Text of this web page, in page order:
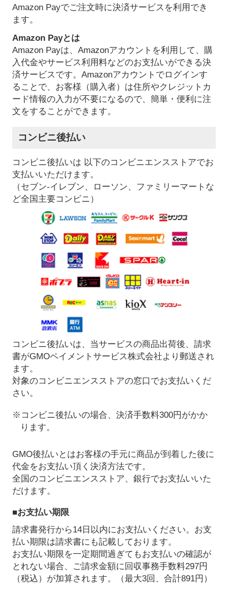
Amazon Payでご注文時に決済サービスを利用でき
ます。
Amazon Payとは
Amazon Payは、Amazonアカウントを利用して、購
入代金やサービス利用料などのお支払いができる決
済サービスです。Amazonアカウントでログインす
ることで、お客様（購入者）は住所やクレジットカ
ード情報の入力が不要になるので、簡単・便利に注
文をすることができます。
コンビニ後払い
コンビニ後払いは 以下のコンビニエンスストアでお
支払いいただけます。
（セブン-イレブン、ローソン、ファミリーマートな
ど全国主要コンビニ）
コンビニ後払いは、当サービスの商品出荷後、請求
書がGMOペイメントサービス株式会社より郵送され
ます。
対象のコンビニエンスストアの窓口でお支払いくだ
さい。
※コンビニ後払いの場合、決済手数料300円がかか
ります。
GMO後払いとはお客様の手元に商品が到着した後に
代金をお支払い頂く決済方法です。
全国のコンビニエンスストア、銀行でお支払いいた
だけます。
■お支払い期限
請求書発行から14日以内にお支払いください。お支
払い期限は請求書にも記載しております。
お支払い期限を一定期間過ぎてもお支払いの確認が
とれない場合、ご請求金額に回収事務手数料297円
（税込）が加算されます。（最大3回、合計891円）